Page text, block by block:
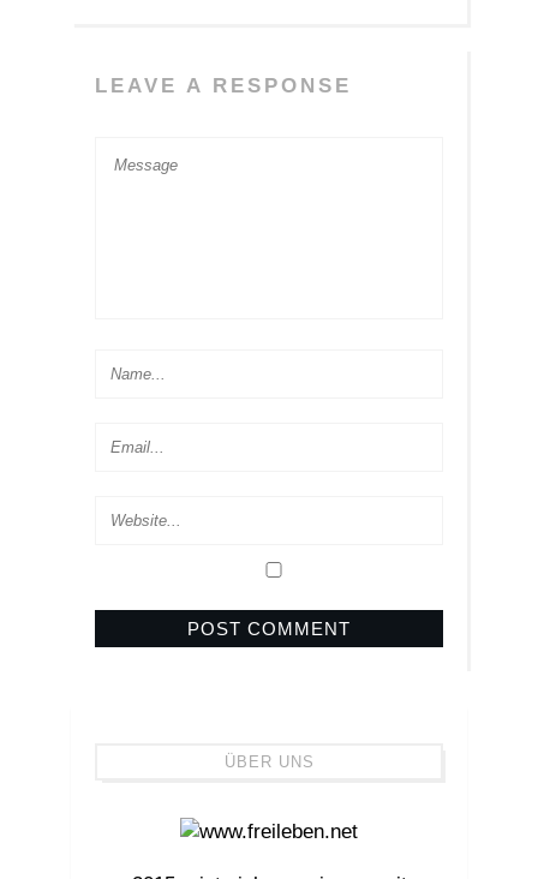
LEAVE A RESPONSE
ÜBER UNS